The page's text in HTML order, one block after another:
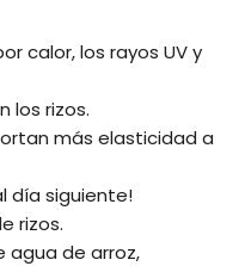
calor, los rayos UV y
los rizos.
más elasticidad a
día siguiente!
rizos.
agua de arroz,